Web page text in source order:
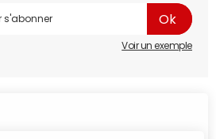
Voir un exemple